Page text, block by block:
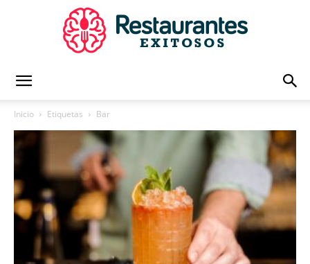
|
Inicio Etiquetas Bar